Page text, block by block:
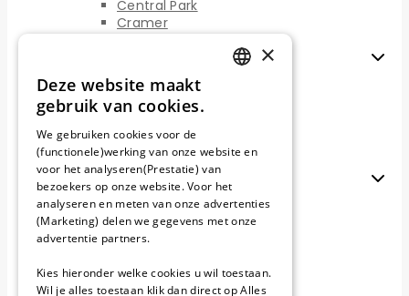
Central Park
Cramer
Cub Cadet
Einhell
Etesia
Ferrex
Florabest
Flymo
Fuxtec
Merken G-K
Garden feelings
Gardena
Greenworks
Grouw
Güde
Honda miimo
GERMAN
×
Deze website maakt
gebruik van cookies.
We gebruiken cookies voor de
(functionele)werking van onze website en
voor het analyseren(Prestatie) van
bezoekers op onze website. Voor het
analyseren en meten van onze advertenties
(Marketing) delen we gegevens met onze
advertentie partners.
Kies hieronder welke cookies u wil toestaan.
Wil je alles toestaan klik dan direct op Alles